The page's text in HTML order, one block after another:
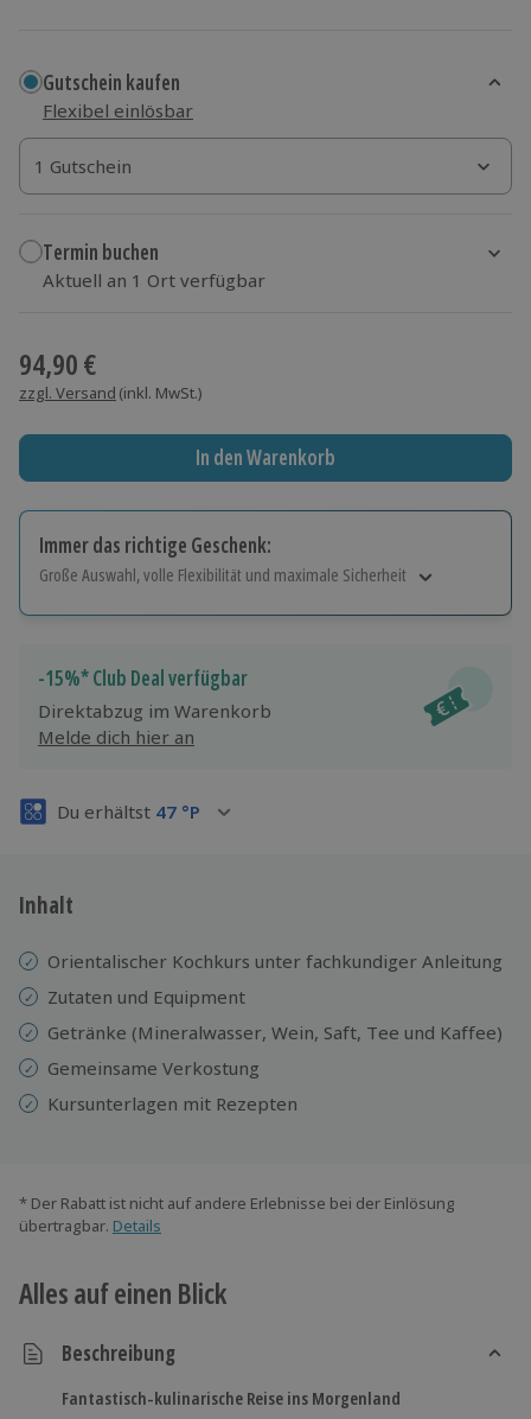
Gutschein kaufen
Flexibel einlösbar
1 Gutschein
1 Gutschein
1 Gutschein
Termin buchen
Aktuell an 1 Ort verfügbar
94,90 €
zzgl. Versand (inkl. MwSt.)
In den Warenkorb
Immer das richtige Geschenk:
Große Auswahl, volle Flexibilität und maximale Sicherheit
Jeder Gutschein für alle Erlebnisse einlösbar.
Maximale Sicherheit
3 Jahre gültig & verlängerbar.
-15%* Club Deal verfügbar
Direktabzug im Warenkorb
Melde dich hier an
Du erhältst 47 °P
Inhalt
Orientalischer Kochkurs unter fachkundiger Anleitung
Zutaten und Equipment
Getränke (Mineralwasser, Wein, Saft, Tee und Kaffee)
Gemeinsame Verkostung
Kursunterlagen mit Rezepten
* Der Rabatt ist nicht auf andere Erlebnisse bei der Einlösung
übertragbar. Details
Alles auf einen Blick
Beschreibung
Fantastisch-kulinarische Reise ins Morgenland